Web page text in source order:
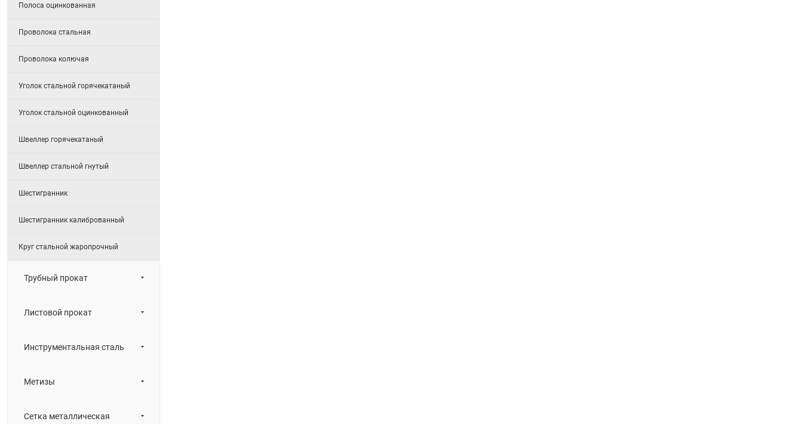
Полоса оцинкованная
Проволока стальная
Проволока колючая
Уголок стальной горячекатаный
Уголок стальной оцинкованный
Швеллер горячекатаный
Швеллер стальной гнутый
Шестигранник
Шестигранник калиброванный
Круг стальной жаропрочный
Трубный прокат
Листовой прокат
Инструментальная сталь
Метизы
Сетка металлическая